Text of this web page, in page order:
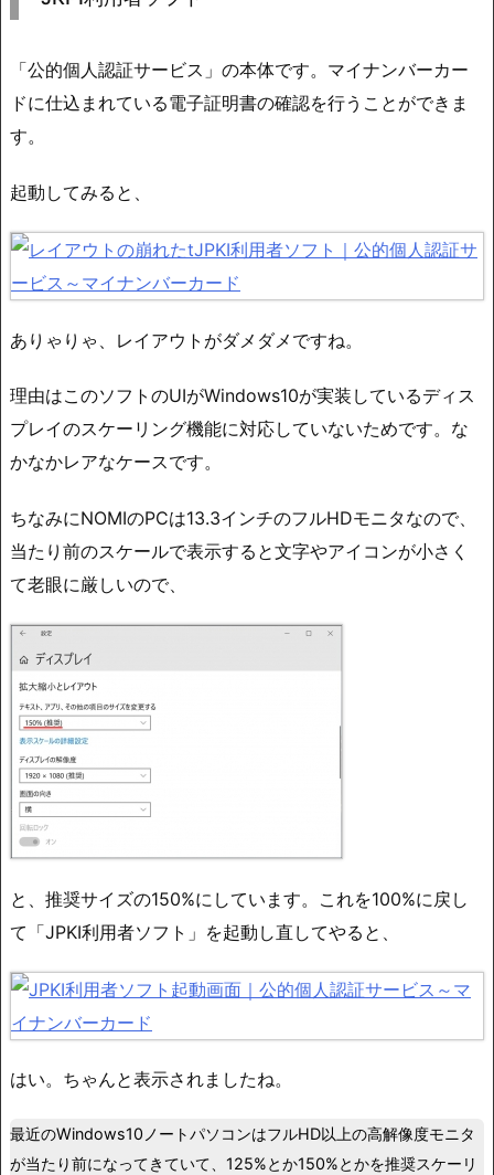
「公的個人認証サービス」の本体です。マイナンバーカー
ドに仕込まれている電子証明書の確認を行うことができま
す。
起動してみると、
ありゃりゃ、レイアウトがダメダメですね。
理由はこのソフトのUIがWindows10が実装しているディス
プレイのスケーリング機能に対応していないためです。な
かなかレアなケースです。
ちなみにNOMIのPCは13.3インチのフルHDモニタなので、
当たり前のスケールで表示すると文字やアイコンが小さく
て老眼に厳しいので、
と、推奨サイズの150%にしています。これを100%に戻し
て「JPKI利用者ソフト」を起動し直してやると、
はい。ちゃんと表示されましたね。
最近のWindows10ノートパソコンはフルHD以上の高解像度モニタ
が当たり前になってきていて、125%とか150%とかを推奨スケーリ